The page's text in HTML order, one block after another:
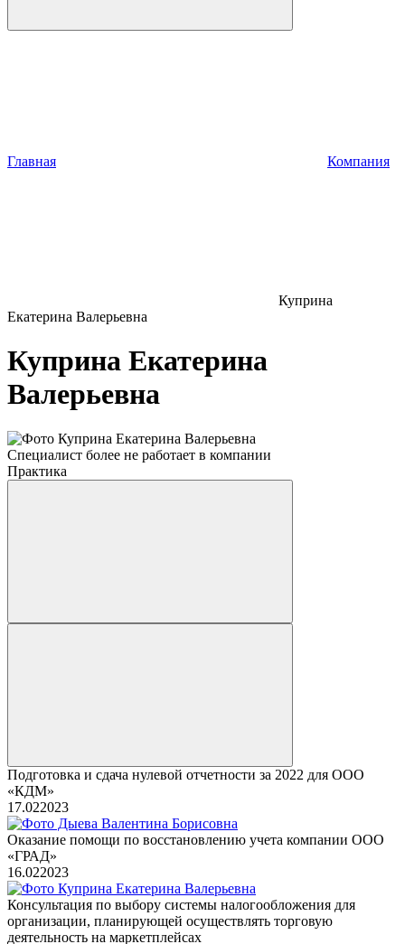
Главная Компания
Куприна
Екатерина Валерьевна
Куприна Екатерина
Валерьевна
Специалист более не работает в компании
Практика
Подготовка и сдача нулевой отчетности за 2022 для ООО
«КДМ»
17.022023
Оказание помощи по восстановлению учета компании ООО
«ГРАД»
16.022023
Консультация по выбору системы налогообложения для
организации, планирующей осуществлять торговую
деятельность на маркетплейсах